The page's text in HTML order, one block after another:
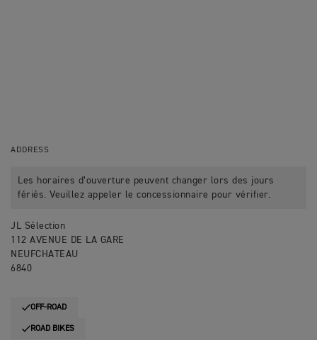
ADDRESS
Les horaires d’ouverture peuvent changer lors des jours
fériés. Veuillez appeler le concessionnaire pour vérifier.
JL Sélection
112 AVENUE DE LA GARE
NEUFCHATEAU
6840
OFF-ROAD
ROAD BIKES